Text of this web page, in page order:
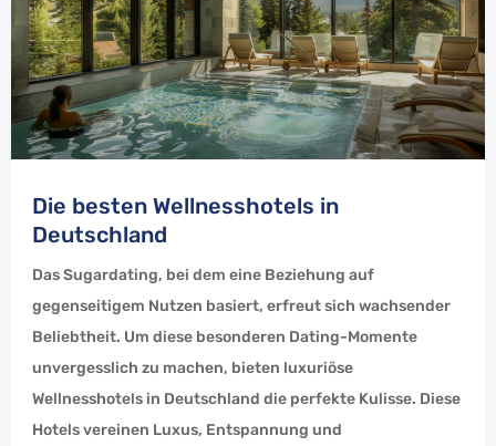
Die besten Wellnesshotels in
Deutschland
Das Sugardating, bei dem eine Beziehung auf
gegenseitigem Nutzen basiert, erfreut sich wachsender
Beliebtheit. Um diese besonderen Dating-Momente
unvergesslich zu machen, bieten luxuriöse
Wellnesshotels in Deutschland die perfekte Kulisse. Diese
Hotels vereinen Luxus, Entspannung und